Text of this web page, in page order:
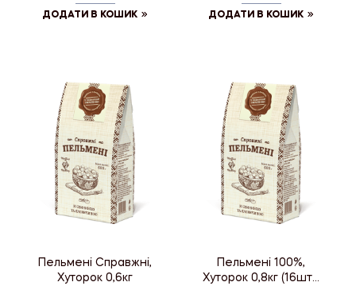
ДОДАТИ В КОШИК ДОДАТИ В КОШИК
Пельмені Справжні,
Хуторок 0,6кг
Пельмені 100%,
Хуторок 0,8кг (16шт./